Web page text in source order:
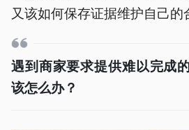
又该如何保存证据维护自己的
遇到商家要求提供难以完成
该怎么办？